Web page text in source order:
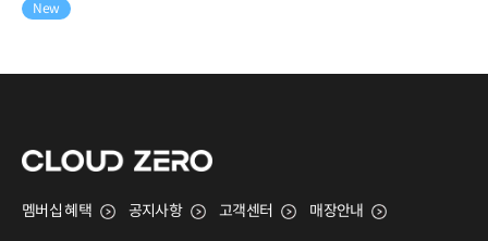
New
멤버십 혜택 공지사항 고객센터 매장안내